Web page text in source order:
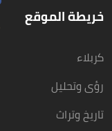
خريطة الموقع
كربلاء
رؤى وتحليل
تاريخ وتراث